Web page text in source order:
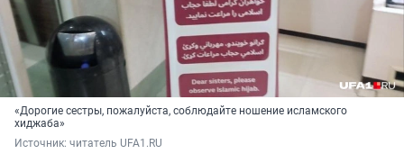
«Дорогие сестры, пожалуйста, соблюдайте ношение исламского
хиджаба»
Источник: читатель UFA1.RU